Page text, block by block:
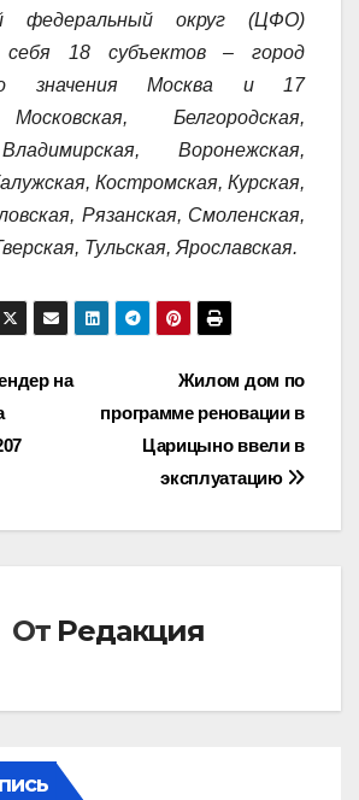
федеральный округ (ЦФО)
18 субъектов – город
значения Москва и 17
Белгородская,
Воронежская,
Костромская, Курская,
Рязанская, Смоленская,
Тульская, Ярославская.
Жилом дом по
программе реновации в
Царицыно ввели в
эксплуатацию
на
От Редакция